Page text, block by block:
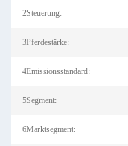
2Steuerung:
3Pferdestärke:
4Emissionsstandard:
5Segment:
6Marktsegment: